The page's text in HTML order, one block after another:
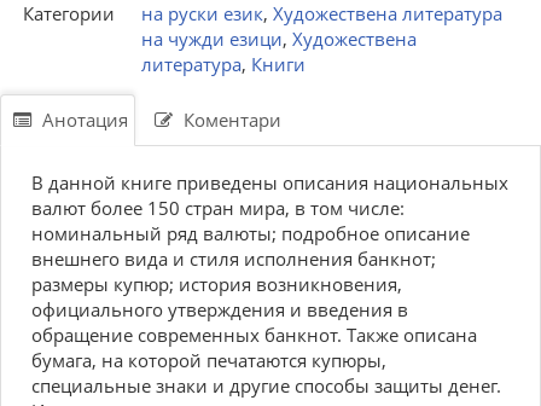
Категории
на руски език, Художествена литература
на чужди езици, Художествена
литература, Книги
Анотация Коментари
В данной книге приведены описания национальных
валют более 150 стран мира, в том числе:
номинальный ряд валюты; подробное описание
внешнего вида и стиля исполнения банкнот;
размеры купюр; история возникновения,
официального утверждения и введения в
обращение современных банкнот. Также описана
бумага, на которой печатаются купюры,
специальные знаки и другие способы защиты денег.